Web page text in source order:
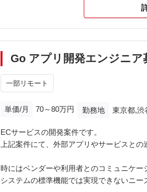
・Ajax、REST、サーバレスアーキテクチ
Go アプリ開発エンジニア
一部リモート
単価/月 70～80万円 勤務地 東京都,渋
ECサービスの開発案件です。
上記案件にて、外部アプリやサービスと
時にはベンダーや利用者とのコミュニケー
システムの標準機能では実現できないニー